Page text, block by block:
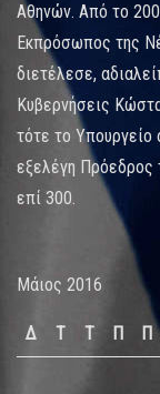
Αθηνών. Από το
Εκπρόσωπος της
διετέλεσε,
Κυβερνήσεις
τότε το Υπουργείο
εξελέγη Πρόεδρος
επί 300.
Μάιος 2016
Δ Τ Τ Π Π